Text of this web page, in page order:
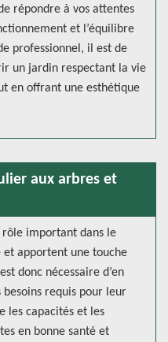
répondre à vos attentes
et l’équilibre
professionnel, il est de
un jardin respectant la vie
en offrant une esthétique
aux arbres et
rôle important dans le
et apportent une touche
donc nécessaire d’en
besoins requis pour leur
les capacités et les
en bonne santé et